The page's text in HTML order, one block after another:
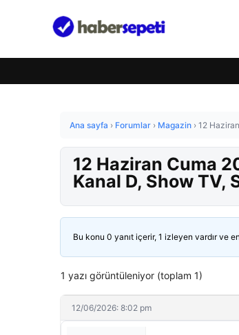
Ana sayfa › Forumlar › Magazin › 12
12 Haziran Cuma
Kanal D, Show TV,
Bu konu 0 yanıt içerir, 1 izleyen vardır ve
1 yazı görüntüleniyor (toplam 1)
12/06/2026: 8:02 pm